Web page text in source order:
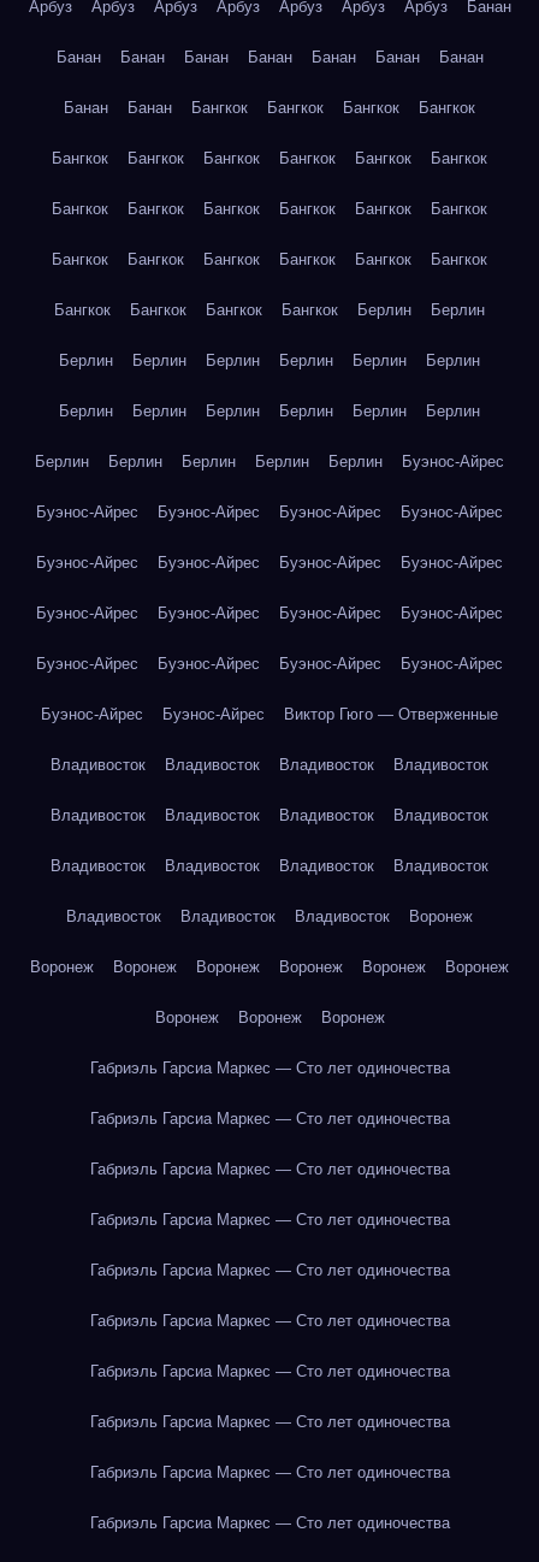
Арбуз Арбуз Арбуз Арбуз Арбуз Арбуз Арбуз Банан
Банан Банан Банан Банан Банан Банан Банан
Банан Банан Бангкок Бангкок Бангкок Бангкок
Бангкок Бангкок Бангкок Бангкок Бангкок Бангкок
Бангкок Бангкок Бангкок Бангкок Бангкок Бангкок
Бангкок Бангкок Бангкок Бангкок Бангкок Бангкок
Бангкок Бангкок Бангкок Бангкок Берлин Берлин
Берлин Берлин Берлин Берлин Берлин Берлин
Берлин Берлин Берлин Берлин Берлин Берлин
Берлин Берлин Берлин Берлин Берлин Буэнос-Айрес
Буэнос-Айрес Буэнос-Айрес Буэнос-Айрес Буэнос-Айрес
Буэнос-Айрес Буэнос-Айрес Буэнос-Айрес Буэнос-Айрес
Буэнос-Айрес Буэнос-Айрес Буэнос-Айрес Буэнос-Айрес
Буэнос-Айрес Буэнос-Айрес Буэнос-Айрес Буэнос-Айрес
Буэнос-Айрес Буэнос-Айрес Виктор Гюго — Отверженные
Владивосток Владивосток Владивосток Владивосток
Владивосток Владивосток Владивосток Владивосток
Владивосток Владивосток Владивосток Владивосток
Владивосток Владивосток Владивосток Воронеж
Воронеж Воронеж Воронеж Воронеж Воронеж Воронеж
Воронеж Воронеж Воронеж
Габриэль Гарсиа Маркес — Сто лет одиночества
Габриэль Гарсиа Маркес — Сто лет одиночества
Габриэль Гарсиа Маркес — Сто лет одиночества
Габриэль Гарсиа Маркес — Сто лет одиночества
Габриэль Гарсиа Маркес — Сто лет одиночества
Габриэль Гарсиа Маркес — Сто лет одиночества
Габриэль Гарсиа Маркес — Сто лет одиночества
Габриэль Гарсиа Маркес — Сто лет одиночества
Габриэль Гарсиа Маркес — Сто лет одиночества
Габриэль Гарсиа Маркес — Сто лет одиночества